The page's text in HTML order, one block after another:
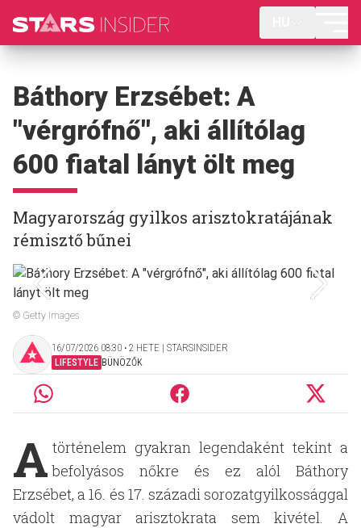
Báthory Erzsébet: A
"vérgrófnő", aki állítólag
600 fiatal lányt ölt meg
Magyarország gyilkos arisztokratájának
rémisztő bűnei
© Getty Images
16/07/2026 08:30 ‧ 2 HETE | STARSINSIDER
LIFESTYLE BÜNÖZŐK
A történelem gyakran legendaként tekint a
befolyásos nőkre és ez alól Báthory
Erzsébet, a 16. és 17. századi sorozatgyilkossággal
vádolt magyar arisztokrata sem kivétel. A